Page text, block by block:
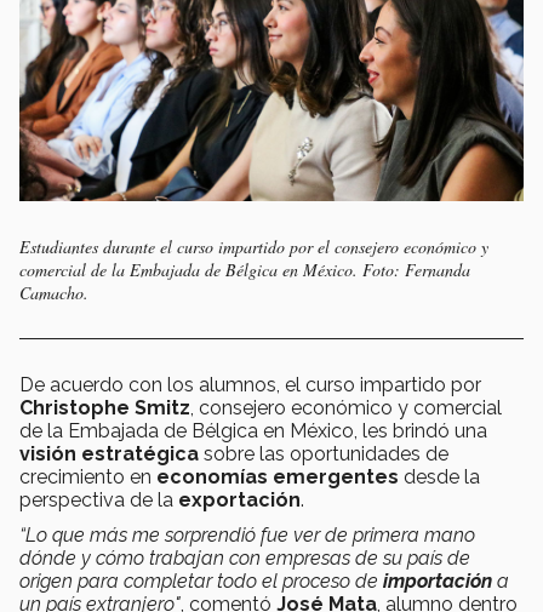
Estudiantes durante el curso impartido por el consejero económico y
comercial de la Embajada de Bélgica en México. Foto: Fernanda
Camacho.
De acuerdo con los alumnos, el curso impartido por
Christophe Smitz, consejero económico y comercial
de la Embajada de Bélgica en México, les brindó una
visión estratégica sobre las oportunidades de
crecimiento en economías emergentes desde la
perspectiva de la exportación.
“Lo que más me sorprendió fue ver de primera mano
dónde y cómo trabajan con empresas de su país de
origen para completar todo el proceso de importación a
un país extranjero", comentó José Mata, alumno dentro